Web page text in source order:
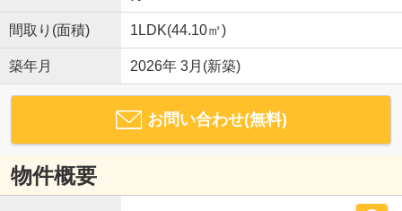
間取り(面積) 1LDK(44.10㎡)
築年月 2026年 3月(新築)
お問い合わせ(無料)
物件概要